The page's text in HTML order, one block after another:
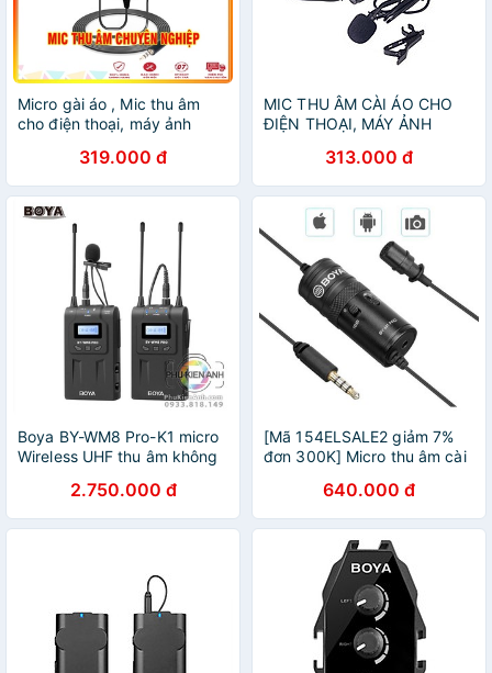
Micro gài áo , Mic thu âm
cho điện thoại, máy ảnh
chính hãng319.000 đ
MIC THU ÂM CÀI ÁO CHO
ĐIỆN THOẠI, MÁY ẢNH
M1 hàng chính hãng
313.000 đ
Boya BY-WM8 Pro-K1 micro
Wireless UHF thu âm không
2.750.000 đ
[Mã 154ELSALE2 giảm 7%
đơn 300K] Micro thu âm cài
640.000 đ